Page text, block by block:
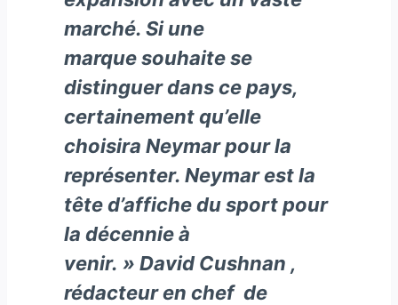
marché. Si une
marque souhaite se
distinguer dans ce pays,
certainement qu’elle
choisira Neymar pour la
représenter. Neymar est la
tête d’affiche du sport pour
la décennie à
venir. » David Cushnan ,
rédacteur en chef de